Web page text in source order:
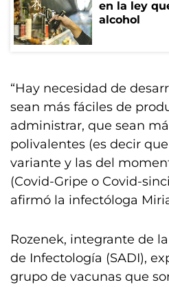
en la ley
alcohol
“Hay necesidad de
sean más fáciles de
administrar, que sean
polivalentes (es decir
variante y las del
(Covid-Gripe o Covid-
afirmó la infectóloga
Rozenek, integrante de
de Infectología (SADI),
grupo de vacunas que